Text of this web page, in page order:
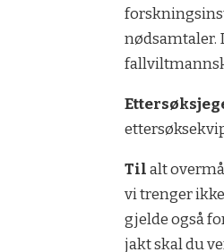
nødsamtaler.
Tilalt
vi trenger
gjelde også
jakt skal du